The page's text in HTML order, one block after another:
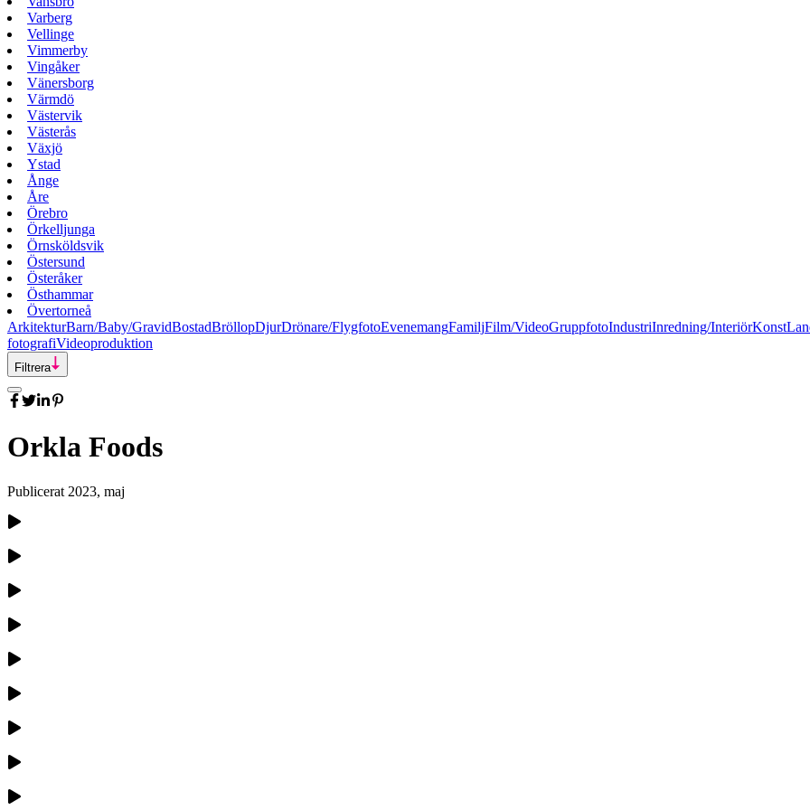
Varberg
Vellinge
Vimmerby
Vingåker
Vänersborg
Värmdö
Västervik
Västerås
Växjö
Ystad
Ånge
Åre
Örebro
Örkelljunga
Örnsköldsvik
Östersund
Österåker
Östhammar
Övertorneå
ArkitekturBarn/Baby/GravidBostadBröllopDjurDrönare/FlygfotoEvenemangFamiljFilm/VideoGruppfotoIndustriInredning/InteriörKonst
fotografiVideoproduktion
Filtrera
Orkla Foods
Publicerat 2023, maj